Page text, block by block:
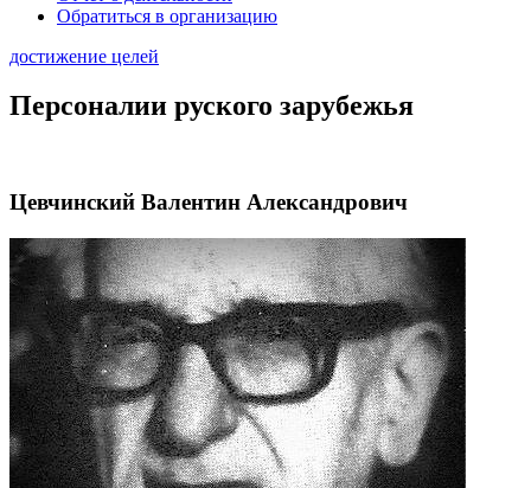
Обратиться в организацию
достижение целей
Персоналии руского зарубежья
Цевчинский Валентин Александрович